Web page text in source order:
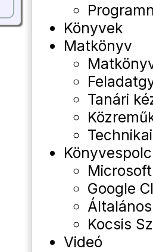
Könyvek
Matkönyv
Tanári
Könyvespolc
Google
Kocsis
Videó